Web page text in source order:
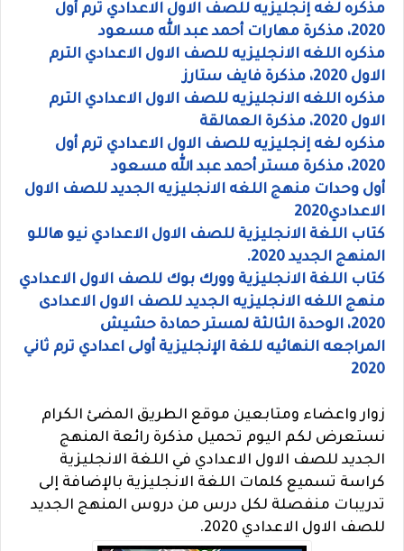
مذكره لغه إنجليزيه للصف الاول الاعدادي ترم أول
2020، مذكرة مهارات أحمد عبد الله مسعود
مذكره اللغه الانجليزيه للصف الاول الاعدادي الترم
الاول 2020، مذكرة فايف ستارز
مذكره اللغه الانجليزيه للصف الاول الاعدادي الترم
الاول 2020، مذكرة العمالقة
مذكره لغه إنجليزيه للصف الاول الاعدادي ترم أول
2020، مذكرة مستر أحمد عبد الله مسعود
أول وحدات منهج اللغه الانجليزيه الجديد للصف الاول
الاعدادي2020
كتاب اللغة الانجليزية للصف الاول الاعدادي نيو هاللو
المنهج الجديد 2020.
كتاب اللغة الانجليزية وورك بوك للصف الاول الاعدادي
منهج اللغه الانجليزيه الجديد للصف الاول الاعدادى
2020، الوحدة الثالثة لمستر حمادة حشيش
المراجعه النهائيه للغة الإنجليزية أولى اعدادي ترم ثاني
2020
زوار واعضاء ومتابعين موقع الطريق المضئ الكرام
نستعرض لكم اليوم تحميل مذكرة رائعة المنهج
الجديد للصف الاول الاعدادي في اللغة الانجليزية
كراسة تسميع كلمات اللغة الانجليزية بالإضافة إلى
تدريبات منفصلة لكل درس من دروس المنهج الجديد
للصف الاول الاعدادي 2020.